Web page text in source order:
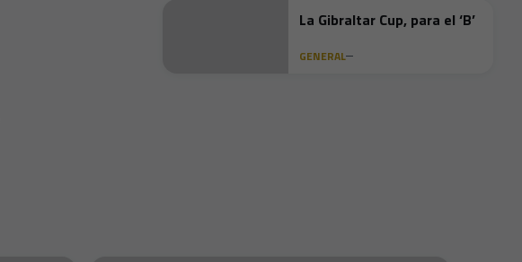
La Gibraltar Cup, para el ‘B’
GENERAL